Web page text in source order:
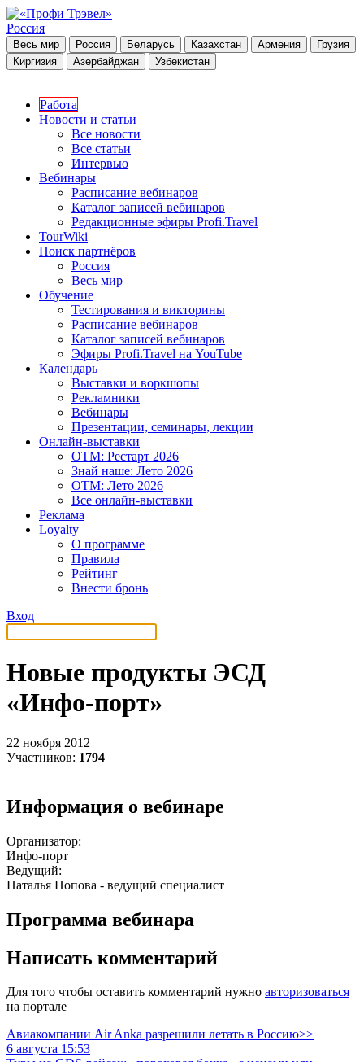
Россия
Весь мир Россия Беларусь Казахстан Армения
Грузия
Киргизия
Азербайджан Узбекистан
Работа
Новости и статьи
Все новости
Все статьи
Интервью
Вебинары
Расписание вебинаров
Каталог записей вебинаров
Редакционные эфиры Profi.Travel
TourWiki
Поиск партнёров
Россия
Весь мир
Обучение
Тестирования и викторины
Расписание вебинаров
Каталог записей вебинаров
Эфиры Profi.Travel на YouTube
Календарь
Выставки и воркшопы
Рекламники
Вебинары
Презентации, семинары, лекции
Онлайн-выставки
OTM: Рестарт 2026
Знай наше: Лето 2026
OTM: Лето 2026
Все онлайн-выставки
Реклама
Loyalty
О программе
Правила
Рейтинг
Внести бронь
Вход
Новые продукты ЭСД
«Инфо-порт»
22 ноября 2012
Участников: 1794
Информация о вебинаре
Организатор:
Инфо-порт
Ведущий:
Наталья Попова - ведущий специалист
Программа вебинара
Написать комментарий
Для того чтобы оставить комментарий нужно авторизоваться
на портале
Авиакомпании Air Anka разрешили летать в Россию>>
6 августа 15:53